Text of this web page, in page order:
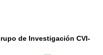
de Investigación CVI-